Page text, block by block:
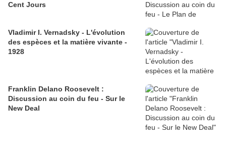
Cent Jours
Vladimir I. Vernadsky - L'évolution
des espèces et la matière vivante -
1928
Franklin Delano Roosevelt :
Discussion au coin du feu - Sur le
New Deal